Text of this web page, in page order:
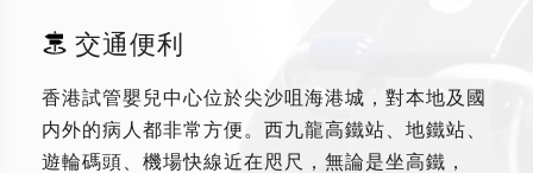
交通便利
香港試管嬰兒中心位於尖沙咀海港城，對本地及國
内外的病人都非常方便。西九龍高鐵站、地鐵站、
遊輪碼頭、機場快線近在咫尺，無論是坐高鐵，